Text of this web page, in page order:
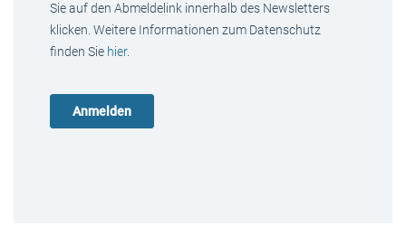
Sie auf den Abmeldelink innerhalb des Newsletters
klicken. Weitere Informationen zum Datenschutz
finden Sie hier.